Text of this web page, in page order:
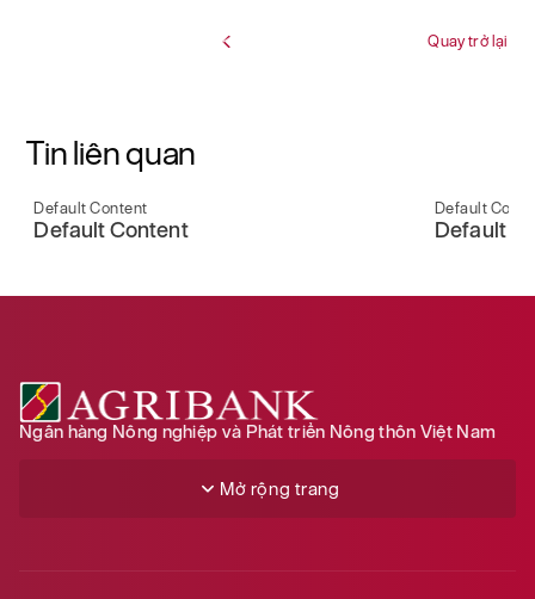
Quay trở lại
Tin liên quan
Default Content
Default Content
Default
Default
Ngân hàng Nông nghiệp và Phát triển Nông thôn Việt Nam
Mở rộng trang